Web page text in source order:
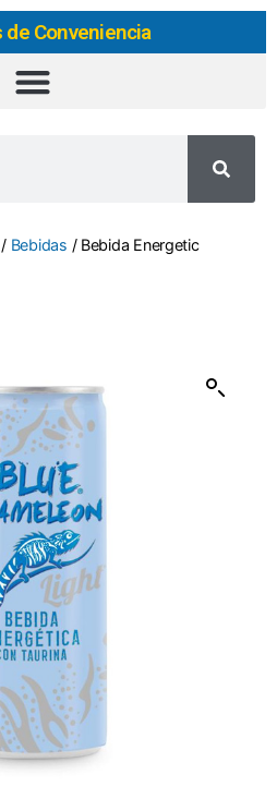
Conveniencia
/ Bebidas / Bebida Energetic